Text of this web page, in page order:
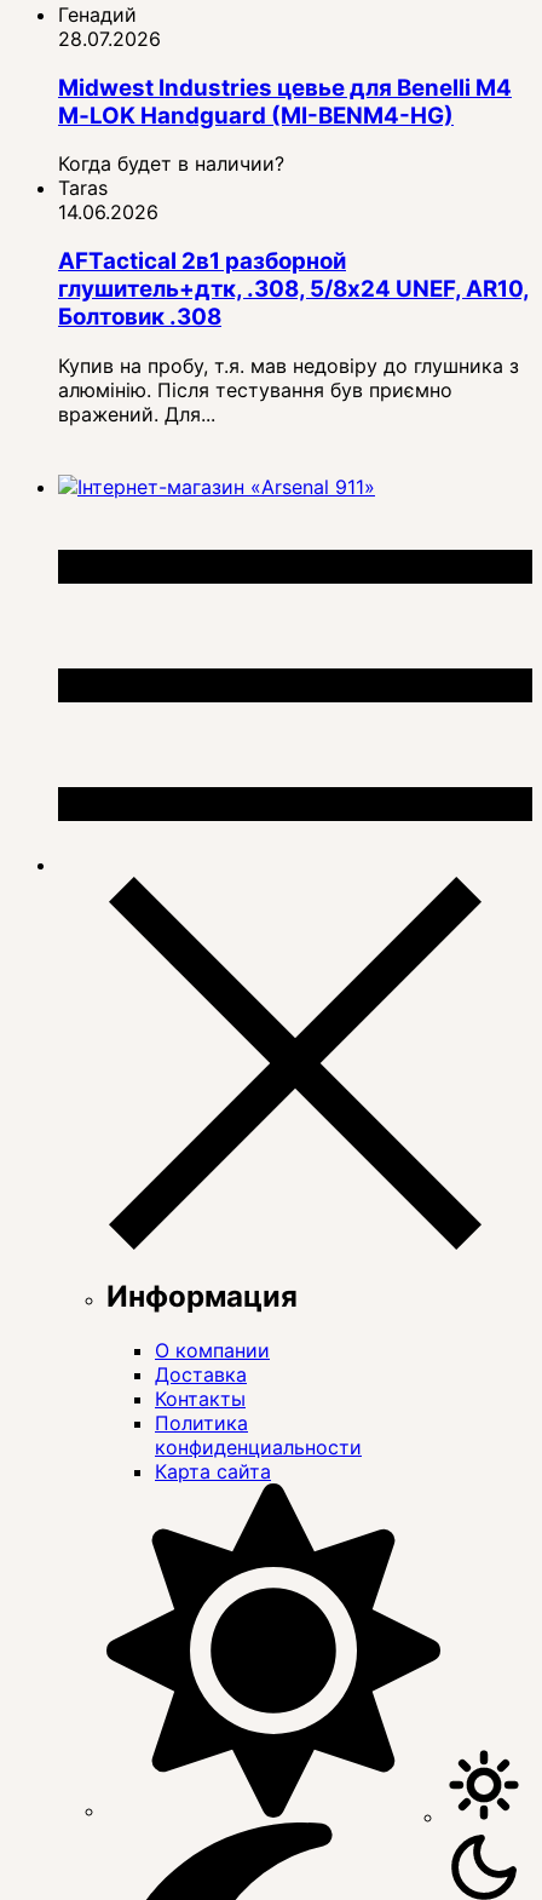
Генадий
28.07.2026
Midwest Industries цевье для Benelli M4
M‑LOK Handguard (MI-BENM4-HG)
Когда будет в наличии?
Taras
14.06.2026
AFTactical 2в1 разборной
глушитель+дтк, .308, 5/8x24 UNEF, AR10,
Болтовик .308
Купив на пробу, т.я. мав недовіру до глушника з
алюмінію. Після тестування був приємно
вражений. Для...
Информация
О компании
Доставка
Контакты
Политика
конфиденциальности
Карта сайта